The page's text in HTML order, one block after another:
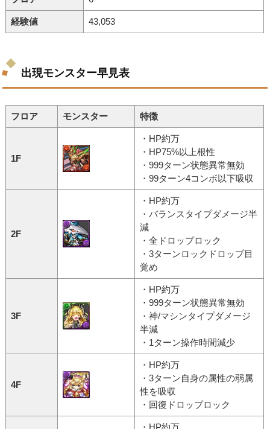
経験値 43,053
出現モンスター早見表
フロア モンスター 特徴
1F
・HP約万
・HP75%以上根性
・999ターン状態異常無効
・99ターン4コンボ以下吸収
2F
・HP約万
・バランスタイプダメージ半
減
・全ドロップロック
・3ターンロックドロップ目
覚め
3F
・HP約万
・999ターン状態異常無効
・神/マシンタイプダメージ
半減
・1ターン操作時間減少
4F
・HP約万
・3ターン自身の属性の弱属
性を吸収
・回復ドロップロック